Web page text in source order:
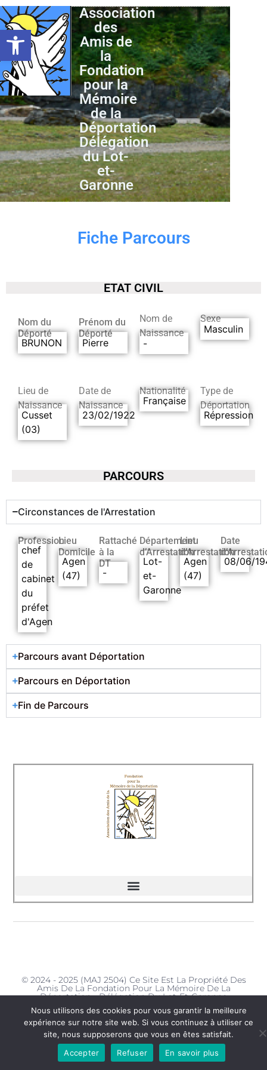
Ouvrir la barre d’outils
Association
des
Amis de
la
Fondation
pour la
Mémoire
de la
Déportation
Délégation
du Lot-
et-
Garonne
Fiche Parcours
ETAT CIVIL
Nom du
Déporté
BRUNON
Prénom du
Déporté
Pierre
Nom de
Naissance
-
Sexe
Masculin
Lieu de
Naissance
Cusset
(03)
Date de
Naissance
23/02/1922
Nationalité
Française
Type de
Déportation
Répression
PARCOURS
Circonstances de l'Arrestation
Profession
chef
de
cabinet
du
préfet
d'Agen
Lieu
Domicile
Agen
(47)
Rattaché
à la
DT
-
Département
d’Arrestation
Lot-
et-
Garonne
Lieu
d’Arrestation
Agen
(47)
Date
08/06/
Parcours avant Déportation
Parcours en Déportation
Fin de Parcours
© 2024 - 2025 (MAJ 2504) Ce Site Est La Propriété Des
Amis De La Fondation Pour La Mémoire De La
Déportation - Délégation Du Lot-Et-Garonne
Nous utilisons des cookies pour vous garantir la meilleure
expérience sur notre site web. Si vous continuez à utiliser ce
site, nous supposerons que vous en êtes satisfait.
Accepter
Refuser En savoir plus